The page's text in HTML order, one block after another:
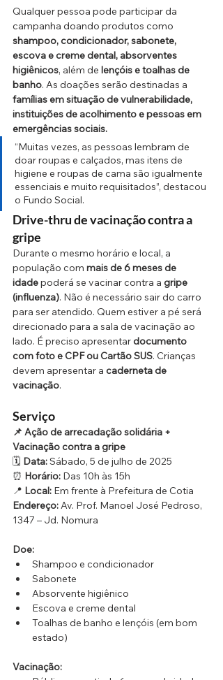
Qualquer pessoa pode participar da
campanha doando produtos como
shampoo, condicionador, sabonete,
escova e creme dental, absorventes
higiênicos, além de lençóis e toalhas de
banho. As doações serão destinadas a
famílias em situação de vulnerabilidade,
instituições de acolhimento e pessoas em
emergências sociais.
“Muitas vezes, as pessoas lembram de
doar roupas e calçados, mas itens de
higiene e roupas de cama são igualmente
essenciais e muito requisitados”, destacou
o Fundo Social.
Drive-thru de vacinação contra a
gripe
Durante o mesmo horário e local, a
população com mais de 6 meses de
idade poderá se vacinar contra a gripe
(influenza). Não é necessário sair do carro
para ser atendido. Quem estiver a pé será
direcionado para a sala de vacinação ao
lado. É preciso apresentar documento
com foto e CPF ou Cartão SUS. Crianças
devem apresentar a caderneta de
vacinação.
Serviço
📌 Ação de arrecadação solidária +
Vacinação contra a gripe
🗓 Data: Sábado, 5 de julho de 2025
⏰ Horário: Das 10h às 15h
📍 Local: Em frente à Prefeitura de Cotia
Endereço: Av. Prof. Manoel José Pedroso,
1347 – Jd. Nomura
Doe:
Shampoo e condicionador
Sabonete
Absorvente higiênico
Escova e creme dental
Toalhas de banho e lençóis (em bom
estado)
Vacinação: